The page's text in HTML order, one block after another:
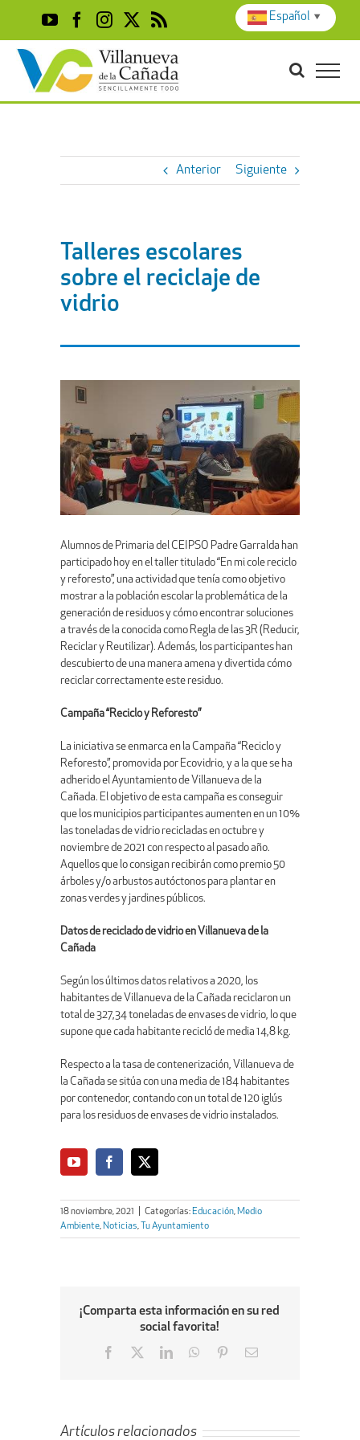
content
YouTubeFacebook
Instagram
X Rss
Anterior Siguiente
Talleres escolares
sobre el reciclaje de
vidrio
Alumnos de Primaria del CEIPSO Padre Garralda han
participado hoy en el taller titulado “En mi cole reciclo
y reforesto”, una actividad que tenía como objetivo
mostrar a la población escolar la problemática de la
generación de residuos y cómo encontrar soluciones
a través de la conocida como Regla de las 3R (Reducir,
Reciclar y Reutilizar). Además, los participantes han
descubierto de una manera amena y divertida cómo
reciclar correctamente este residuo.
Campaña “Reciclo y Reforesto”
La iniciativa se enmarca en la Campaña “Reciclo y
Reforesto”, promovida por Ecovidrio, y a la que se ha
adherido el Ayuntamiento de Villanueva de la
Cañada. El objetivo de esta campaña es conseguir
que los municipios participantes aumenten en un 10%
las toneladas de vidrio recicladas en octubre y
noviembre de 2021 con respecto al pasado año.
Aquellos que lo consigan recibirán como premio 50
árboles y/o arbustos autóctonos para plantar en
zonas verdes y jardines públicos.
Datos de reciclado de vidrio en Villanueva de la
Cañada
Según los últimos datos relativos a 2020, los
habitantes de Villanueva de la Cañada reciclaron un
total de 327,34 toneladas de envases de vidrio, lo que
supone que cada habitante recicló de media 14,8 kg.
Respecto a la tasa de contenerización, Villanueva de
la Cañada se sitúa con una media de 184 habitantes
por contenedor, contando con un total de 120 iglús
para los residuos de envases de vidrio instalados.
18 noviembre, 2021 Categorías: Educación, Medio
Ambiente, Noticias, Tu Ayuntamiento
¡Comparta esta información en su red
social favorita!
Facebook
LinkedInWhatsApp
PinterestEmail
Artículos relacionados
Español ▼